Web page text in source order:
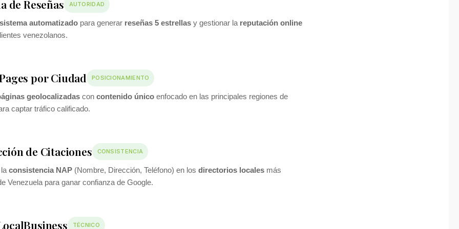
de Reseñas AUTORIDAD
sistema automatizado para generar reseñas 5 estrellas y gestionar la reputación online
venezolanos.
por Ciudad POSICIONAMIENTO
geolocalizadas con contenido único enfocado en las principales regiones de
captar tráfico calificado.
de Citaciones CONSISTENCIA
consistencia NAP (Nombre, Dirección, Teléfono) en los directorios locales más
Venezuela para ganar confianza de Google.
TÉCNICO